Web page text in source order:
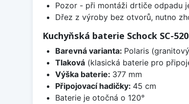
Pozor - při montáži drtiče odpadu
Dřez z výroby bez otvorů, nutno
Kuchyňská baterie Schock SC-
Barevná varianta: Polaris
Tlaková(klasická baterie pro
Výška baterie: 377 mm
Připojovací hadičky: 45 cm
Baterie je otočná o 120°